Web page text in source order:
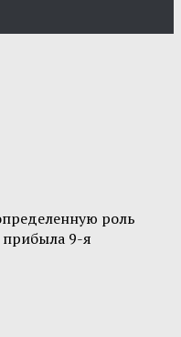
роль
прибыла 9-я